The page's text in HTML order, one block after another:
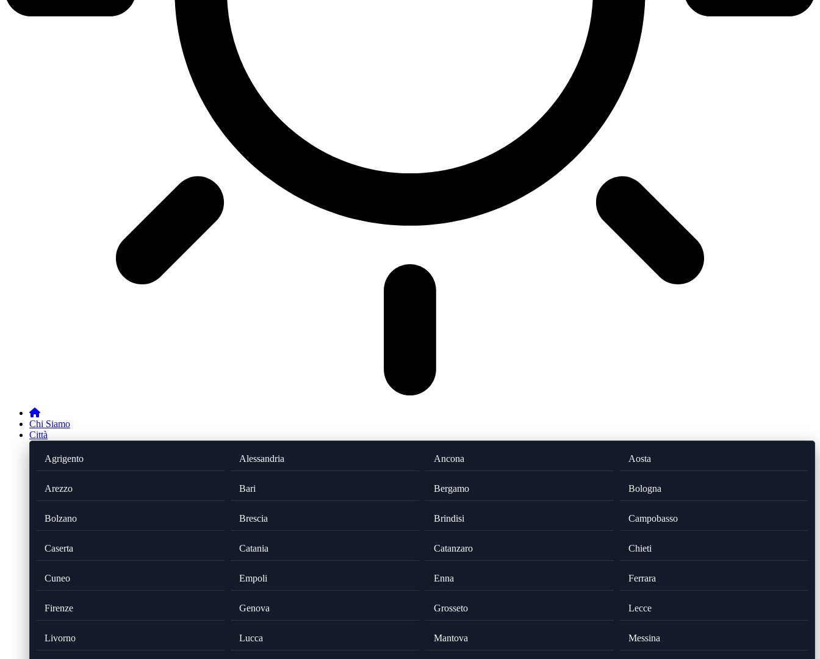
Chi Siamo
Città
Agrigento Alessandria Ancona Aosta
Arezzo Bari Bergamo Bologna
Bolzano Brescia Brindisi Campobasso
Caserta Catania Catanzaro Chieti
Cuneo Empoli Enna Ferrara
Firenze Genova Grosseto Lecce
Livorno Lucca Mantova Messina